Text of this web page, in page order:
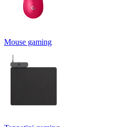
Mouse gaming